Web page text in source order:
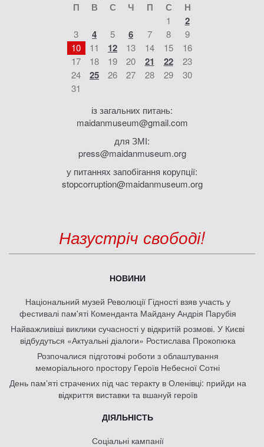
П В С Ч П С Н
1 2
3 4 5 6 7 8
9
10
11 12 13 14 15
16
17
18 19 20 21 22
23
24
25 26 27 28 29
30
31
із загальних питань:
maidanmuseum@gmail.com
для ЗМІ:
press@maidanmuseum.org
у питаннях запобігання корупції:
stopcorruption@maidanmuseum.org
Назустріч свободі!
НОВИНИ
Національний музей Революції Гідності взяв участь у
фестивалі пам'яті Коменданта Майдану Андрія Парубія
Найважливіші виклики сучасності у відкритій розмові. У Києві
відбудуться «Актуальні діалоги» Ростислава Прокопюка
Розпочалися підготовчі роботи з облаштування
меморіального простору Героїв Небесної Сотні
День памʼяті страчених під час теракту в Оленівці: прийди на
відкриття виставки та вшануй героїв
ДІЯЛЬНІСТЬ
Соціальні кампанії